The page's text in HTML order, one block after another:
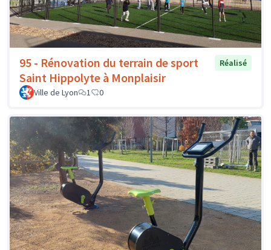
95 - Rénovation du terrain de sport
Saint Hippolyte à Monplaisir
Réalisé
Ville de Lyon 1 0